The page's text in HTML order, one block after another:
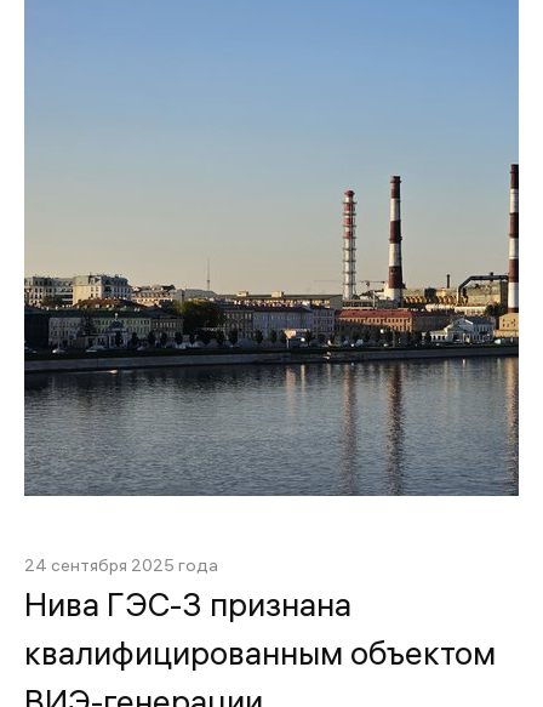
24 сентября 2025 года
Нива ГЭС-3 признана
квалифицированным объектом